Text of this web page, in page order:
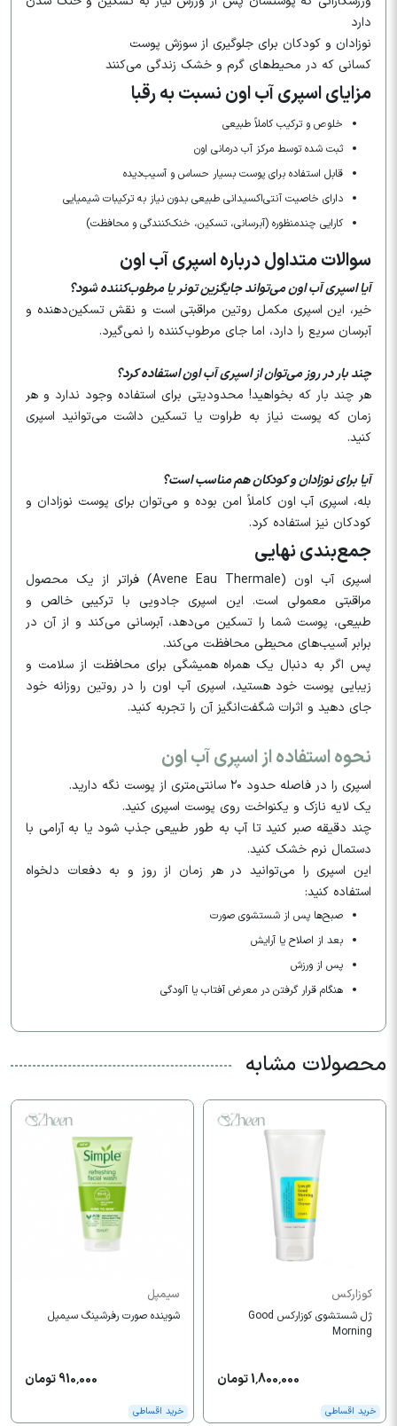
دارد
نوزادان و کودکان برای جلوگیری از سوزش پوست
کسانی که در محیط‌های گرم و خشک زندگی می‌کنند
مزایای اسپری آب اون نسبت به رقبا
خلوص و ترکیب کاملاً طبیعی
ثبت شده توسط مرکز آب درمانی اون
قابل استفاده برای پوست بسیار حساس و آسیب‌دیده
دارای خاصیت آنتی‌اکسیدانی طبیعی بدون نیاز به ترکیبات شیمیایی
کارایی چندمنظوره (آبرسانی، تسکین، خنک‌کنندگی و محافظت)
سوالات متداول درباره اسپری آب اون
آیا اسپری آب اون می‌تواند جایگزین تونر یا مرطوب‌کننده شود؟
خیر، این اسپری مکمل روتین مراقبتی است و نقش تسکین‌دهنده و
آبرسان سریع را دارد، اما جای مرطوب‌کننده را نمی‌گیرد.
چند بار در روز می‌توان از اسپری آب اون استفاده کرد؟
هر چند بار که بخواهید! محدودیتی برای استفاده وجود ندارد و هر
زمان که پوست نیاز به طراوت یا تسکین داشت می‌توانید اسپری
کنید.
آیا برای نوزادان و کودکان هم مناسب است؟
بله، اسپری آب اون کاملاً امن بوده و می‌توان برای پوست نوزادان و
کودکان نیز استفاده کرد.
جمع‌بندی نهایی
اسپری آب اون (Avene Eau Thermale) فراتر از یک محصول
مراقبتی معمولی است. این اسپری جادویی با ترکیبی خالص و
طبیعی، پوست شما را تسکین می‌دهد، آبرسانی می‌کند و از آن در
برابر آسیب‌های محیطی محافظت می‌کند.
پس اگر به دنبال یک همراه همیشگی برای محافظت از سلامت و
زیبایی پوست خود هستید، اسپری آب اون را در روتین روزانه خود
جای دهید و اثرات شگفت‌انگیز آن را تجربه کنید.
نحوه استفاده از اسپری آب اون
اسپری را در فاصله حدود ۲۰ سانتی‌متری از پوست نگه دارید.
یک لایه نازک و یکنواخت روی پوست اسپری کنید.
چند دقیقه صبر کنید تا آب به طور طبیعی جذب شود یا به آرامی با
دستمال نرم خشک کنید.
این اسپری را می‌توانید در هر زمان از روز و به دفعات دلخواه
استفاده کنید:
صبح‌ها پس از شستشوی صورت
بعد از اصلاح یا آرایش
پس از ورزش
هنگام قرار گرفتن در معرض آفتاب یا آلودگی
محصولات مشابه
کوزارکس
ژل شستشوی کوزارکس Good
Morning
1,800,000 تومان
خرید اقساطی
سیمپل
شوینده صورت رفرشینگ سیمپل
910,000 تومان
خرید اقساطی